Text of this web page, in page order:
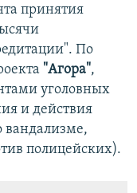
принятия
По
"Агора",
уголовных
и действия
вандализме,
полицейских).